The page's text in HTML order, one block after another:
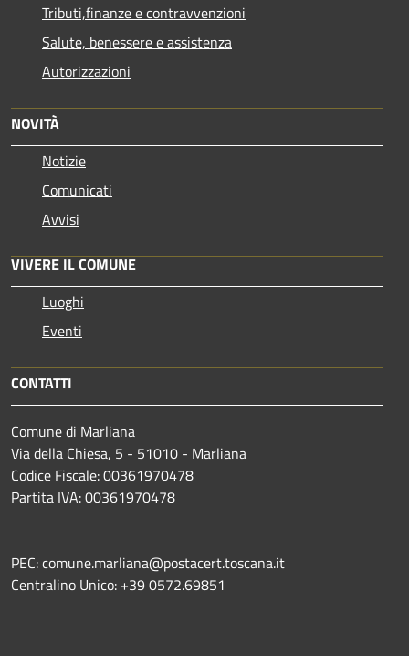
Tributi,finanze e contravvenzioni
Salute, benessere e assistenza
Autorizzazioni
NOVITÀ
Notizie
Comunicati
Avvisi
VIVERE IL COMUNE
Luoghi
Eventi
CONTATTI
Comune di Marliana
Via della Chiesa, 5 - 51010 - Marliana
Codice Fiscale: 00361970478
Partita IVA: 00361970478
PEC: comune.marliana@postacert.toscana.it
Centralino Unico: +39 0572.69851